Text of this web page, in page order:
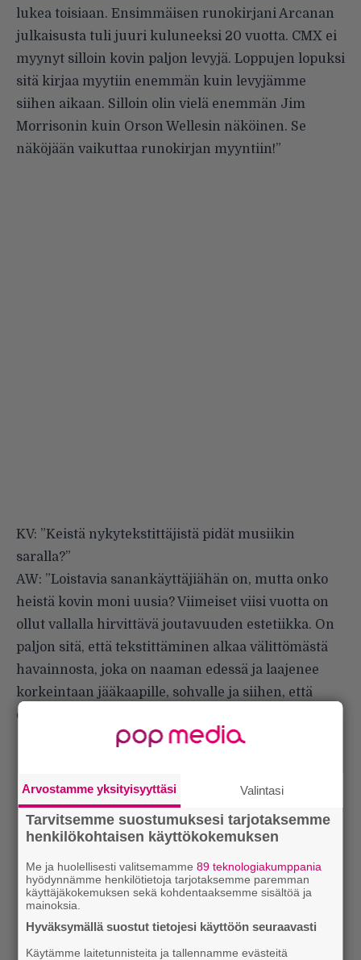
lukea toisiaan. Ensimmäisen runokirjani Arcanan
julkaisusta tuli juuri kuluneeksi 20 vuotta. CMX ei
myynyt silloin kovin paljon levyjä. Loppujen lopuksi
sitä kirjaa myytiin enemmän kuin levyjämme
siihen aikaan. Silloin olin vielä enemmän Jim
Morrisonin kuin Orson Wellesin näköinen. Se
näköjään vaikuttaa runokirjan myyntiin!”
KV: ”Keistä nykytekstittäjistä pidät musiikin
saralla?”
AW: ”Loistavia sanankäyttäjiähän on, mutta onko
heistä kovin moni uusia? Viimeiset viisi vuotta on
ollut vallalla hirvittävä joutavuuden estetiikka. On
paljon sitä, että tekstittäminen alkaa välittömästä
havainnosta, joka on naaman edessä ja laajenee
korkeintaan jääkaapille, sohvalle ja siihen, että
ollaan menossa illalla baariin.”
Arvostamme yksityisyyttäsi Valintasi
Tarvitsemme suostumuksesi tarjotaksemme
henkilökohtaisen käyttökokemuksen
Me ja huolellisesti valitsemamme89 teknologiakumppania
hyödynnämme henkilötietoja tarjotaksemme paremman
käyttäjäkokemuksen sekä kohdentaaksemme sisältöä ja
mainoksia.
Hyväksymällä suostut tietojesi käyttöön seuraavasti
Käytämme laitetunnisteita ja tallennamme evästeitä